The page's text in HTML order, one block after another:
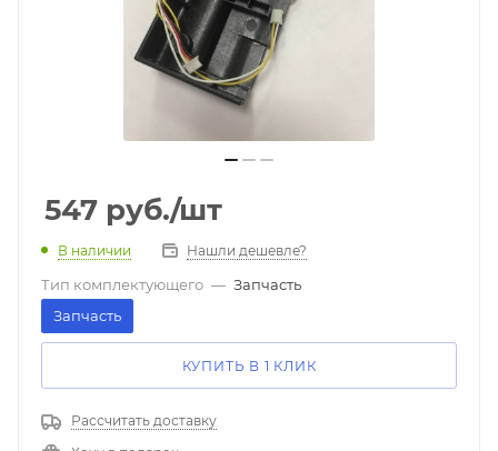
547 руб./шт
В наличии Нашли дешевле?
Тип комплектующего — Запчасть
Запчасть
КУПИТЬ В 1 КЛИК
Рассчитать доставку